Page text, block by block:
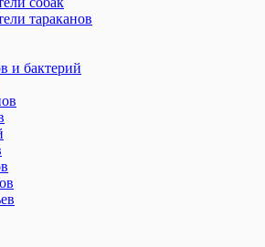
тараканов
и бактерий